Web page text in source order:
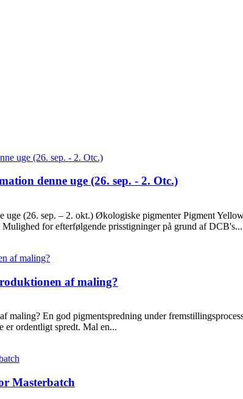
denne uge (26. sep. - 2. Otc.)
uge (26. sep. – 2. okt.) Økologiske pigmenter Pigment
for efterfølgende prisstigninger på grund af DCB's...
af ​​maling?
​​maling? En god pigmentspredning under
er ordentligt spredt. Mal en...
Masterbatch